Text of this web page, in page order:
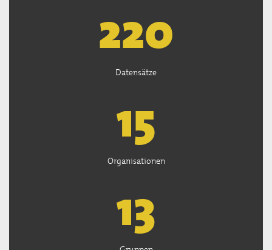
222
Datensätze
15
Organisationen
13